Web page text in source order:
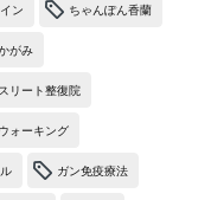
ン ちゃんぽん香蘭
がみ
リート整復院
ウォーキング
ガン免疫療法